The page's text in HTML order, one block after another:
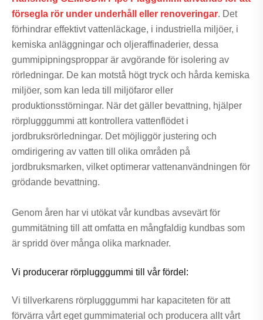
försegla rör under underhåll eller renoveringar. Det
förhindrar effektivt vattenläckage, i industriella miljöer, i
kemiska anläggningar och oljeraffinaderier, dessa
gummipipningsproppar är avgörande för isolering av
rörledningar. De kan motstå högt tryck och hårda kemiska
miljöer, som kan leda till miljöfaror eller
produktionsstörningar. När det gäller bevattning, hjälper
rörplugggummi att kontrollera vattenflödet i
jordbruksrörledningar. Det möjliggör justering och
omdirigering av vatten till olika områden på
jordbruksmarken, vilket optimerar vattenanvändningen för
grödande bevattning.
Genom åren har vi utökat vår kundbas avsevärt för
gummitätning till att omfatta en mångfaldig kundbas som
är spridd över många olika marknader.
Vi producerar rörplugggummi till vår fördel:
Vi tillverkarens rörplugggummi har kapaciteten för att
förvärra vårt eget gummimaterial och producera allt vårt